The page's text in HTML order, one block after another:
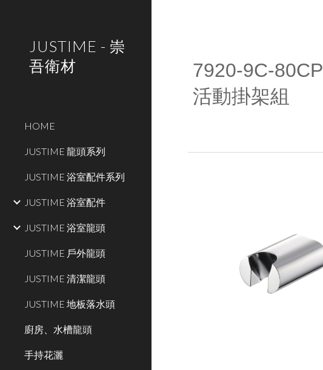
JUSTIME - 崇
吾衛材
HOME
JUSTIME 龍頭系列
JUSTIME 浴室配件系列
JUSTIME 浴室配件
JUSTIME 浴室龍頭
JUSTIME 戶外龍頭
JUSTIME 清潔龍頭
JUSTIME 地板落水頭
廚房、水槽龍頭
手持花灑
7920-9C-80CP
活動掛架組